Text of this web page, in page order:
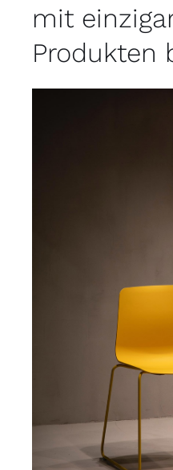
mit
Produkten